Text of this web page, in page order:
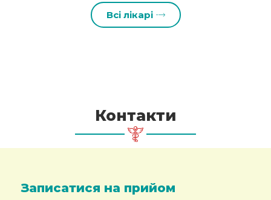
Всі лікарі
Контакти
Записатися на прийом